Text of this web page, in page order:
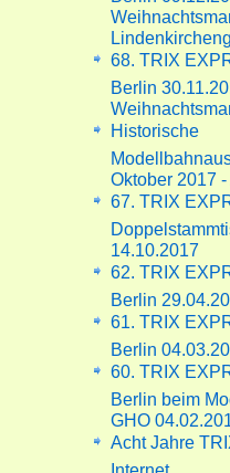
68. TRIX
Berlin
Historische
Oktober 2017
67. TRIX
14.10.2017
62. TRIX
Berlin
61. TRIX
Berlin
60. TRIX
Berlin beim
GHO
Acht Jahre
Internet